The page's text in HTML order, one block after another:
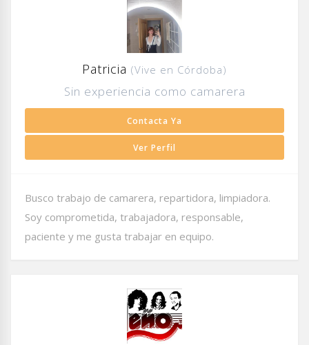
Patricia (Vive en Córdoba)
Sin experiencia como camarera
Contacta Ya
Ver Perfil
Busco trabajo de camarera, repartidora, limpiadora.
Soy comprometida, trabajadora, responsable,
paciente y me gusta trabajar en equipo.